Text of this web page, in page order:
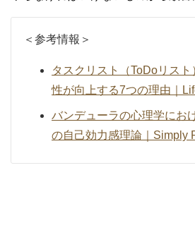
＜参考情報＞
タスクリスト（ToDoリス
性が向上する7つの理由｜
バンデューラの心理学にお
の自己効力感理論｜Simply